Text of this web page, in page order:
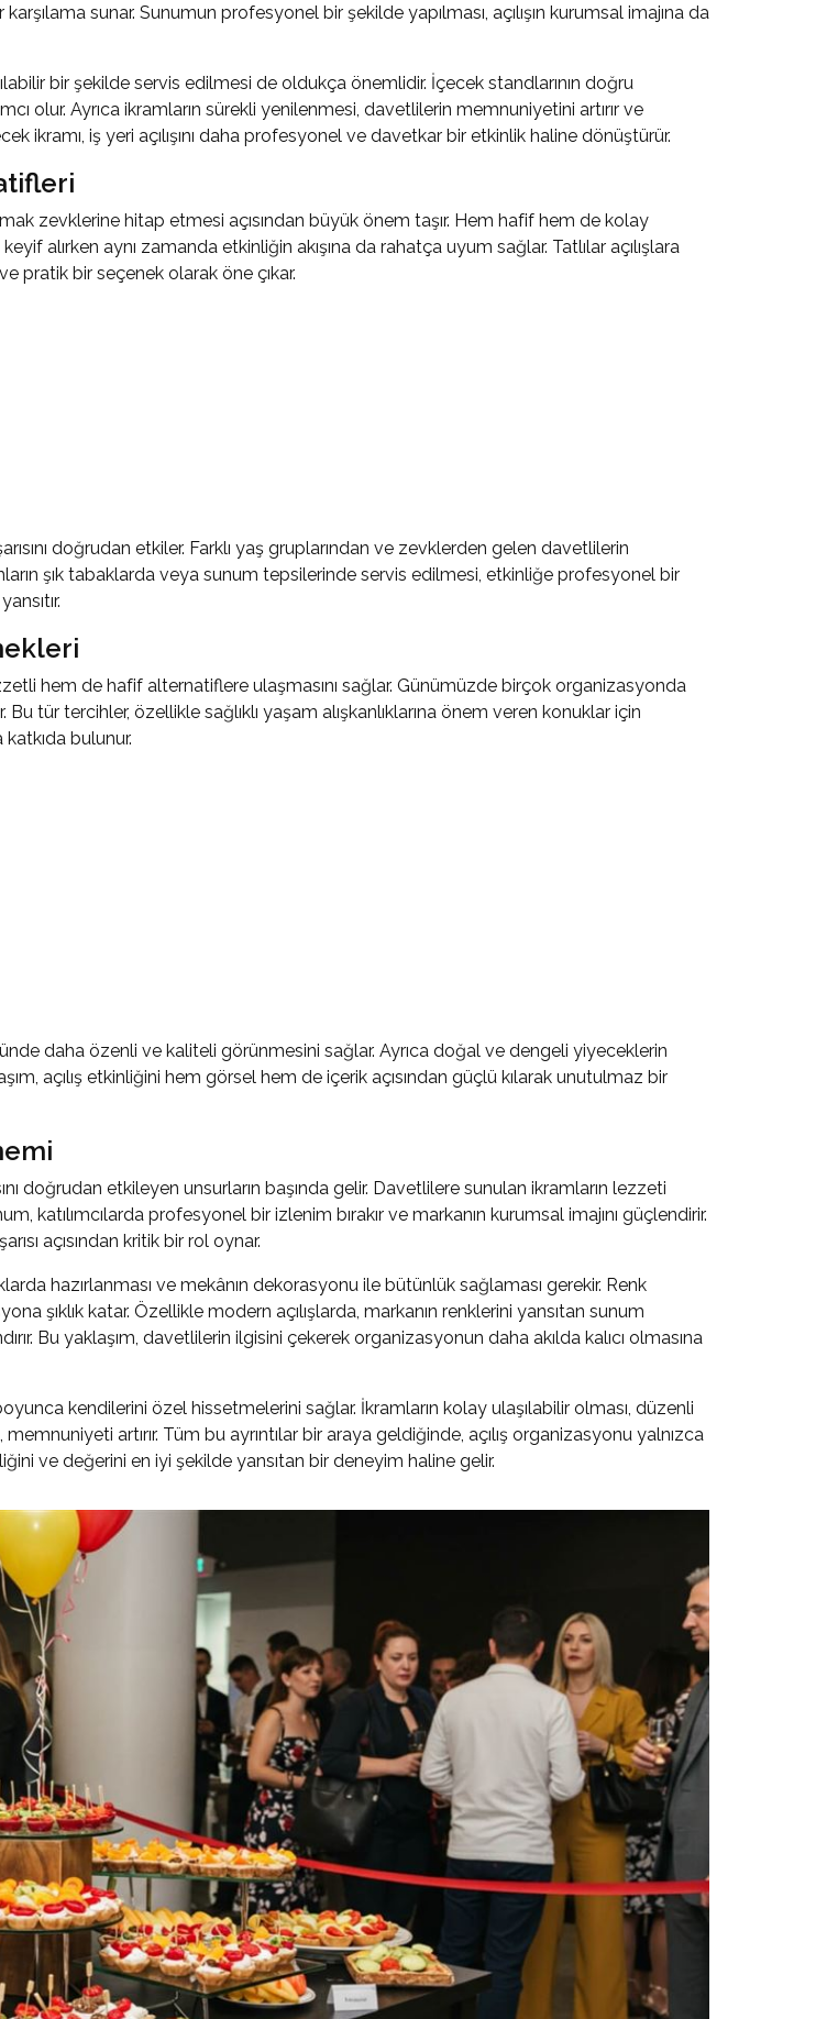
sunar. Sunumun profesyonel bir şekilde yapılması, açılışın kurumsal imajına da
bir şekilde servis edilmesi de oldukça önemlidir. İçecek standlarının doğru
olur. Ayrıca ikramların sürekli yenilenmesi, davetlilerin memnuniyetini artırır ve
ikramı, iş yeri açılışını daha profesyonel ve davetkar bir etkinlik haline dönüştürür.
zevklerine hitap etmesi açısından büyük önem taşır. Hem hafif hem de kolay
alırken aynı zamanda etkinliğin akışına da rahatça uyum sağlar. Tatlılar açılışlara
pratik bir seçenek olarak öne çıkar.
doğrudan etkiler. Farklı yaş gruplarından ve zevklerden gelen davetlilerin
şık tabaklarda veya sunum tepsilerinde servis edilmesi, etkinliğe profesyonel bir
hem de hafif alternatiflere ulaşmasını sağlar. Günümüzde birçok organizasyonda
Bu tür tercihler, özellikle sağlıklı yaşam alışkanlıklarına önem veren konuklar için
katkıda bulunur.
daha özenli ve kaliteli görünmesini sağlar. Ayrıca doğal ve dengeli yiyeceklerin
açılış etkinliğini hem görsel hem de içerik açısından güçlü kılarak unutulmaz bir
doğrudan etkileyen unsurların başında gelir. Davetlilere sunulan ikramların lezzeti
katılımcılarda profesyonel bir izlenim bırakır ve markanın kurumsal imajını güçlendirir.
açısından kritik bir rol oynar.
hazırlanması ve mekânın dekorasyonu ile bütünlük sağlaması gerekir. Renk
şıklık katar. Özellikle modern açılışlarda, markanın renklerini yansıtan sunum
Bu yaklaşım, davetlilerin ilgisini çekerek organizasyonun daha akılda kalıcı olmasına
kendilerini özel hissetmelerini sağlar. İkramların kolay ulaşılabilir olması, düzenli
artırır. Tüm bu ayrıntılar bir araya geldiğinde, açılış organizasyonu yalnızca
ve değerini en iyi şekilde yansıtan bir deneyim haline gelir.